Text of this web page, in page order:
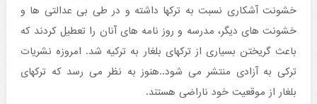
خشونت آشکاری نسبت به ترکها داشته و در طی بی عدالتی ها و
خشونت های دیگر، مدرسه و روز نامه های آنان را تعطیل کردند که
باعث گریختن بسیاری از ترکهای بلغار به ترکیه شد. امروزه نشریات
ترکی به آزادی منتشر می شود..هنوز به نظر می رسد که ترکهای
بلغار از موقعیت خود ناراضی هستند.